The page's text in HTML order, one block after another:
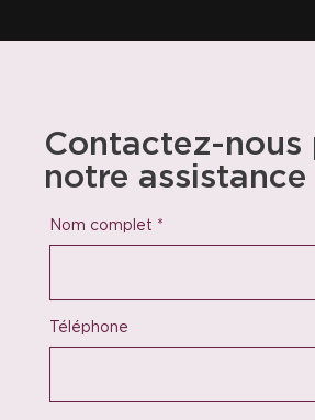
Contactez-nous
notre assistance
Nom complet *
Téléphone